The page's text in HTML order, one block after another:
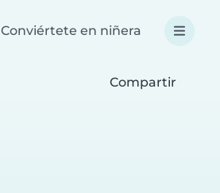
Conviértete en niñera
Compartir